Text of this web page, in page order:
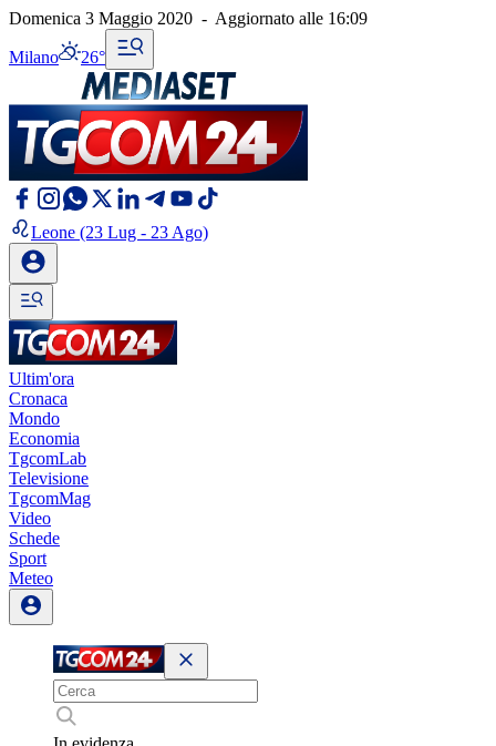
Domenica 3 Maggio 2020 - Aggiornato alle 16:09
Milano 26°
Leone (23 Lug - 23 Ago)
Ultim'ora
Cronaca
Mondo
Economia
TgcomLab
Televisione
TgcomMag
Video
Schede
Sport
Meteo